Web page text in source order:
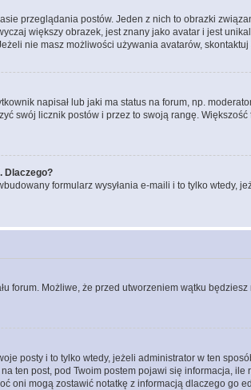
przeglądania postów. Jeden z nich to obrazki
większy obrazek, jest znany jako avatar i jest
nie masz możliwości używania avatarów,
napisał lub jaki ma status na forum, np.
swój licznik postów i przez to swoją rangę.
Dlaczego?
formularz wysyłania e-maili i to tylko wtedy,
forum. Możliwe, że przed utworzeniem wątku
posty i to tylko wtedy, jeżeli administrator w ten
ten post, pod Twoim postem pojawi się informacja,
oni mogą zostawić notatkę z informacją dlaczego go